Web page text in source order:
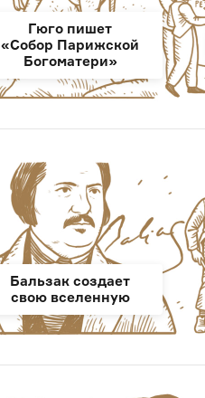
Гюго пишет
«Собор Парижской
Богоматери»
Бальзак создает
свою вселенную